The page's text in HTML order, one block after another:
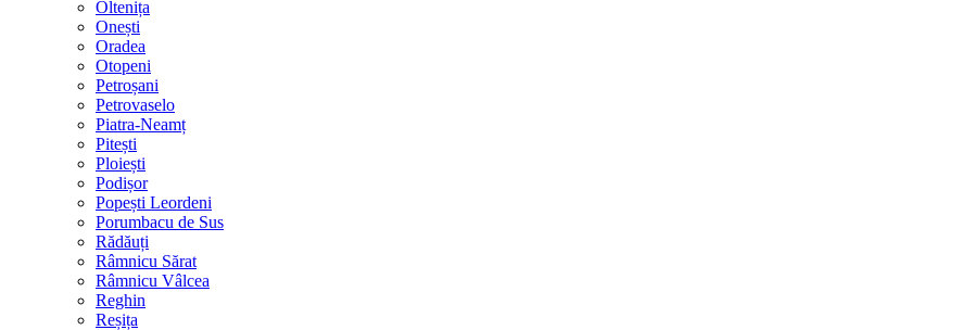
Oltenița
Onești
Oradea
Otopeni
Petroșani
Petrovaselo
Piatra-Neamț
Pitești
Ploiești
Podișor
Popești Leordeni
Porumbacu de Sus
Rădăuți
Râmnicu Sărat
Râmnicu Vâlcea
Reghin
Reșița